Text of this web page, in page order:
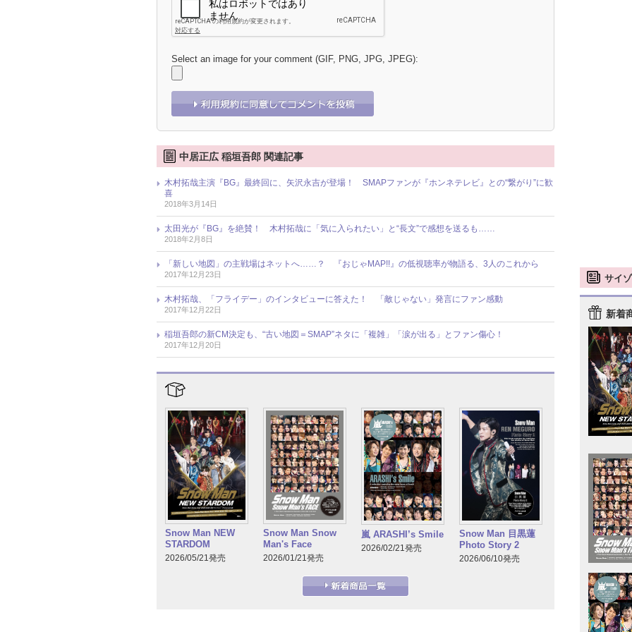
Select an image for your comment (GIF, PNG, JPG, JPEG):
中居正広 稲垣吾郎 関連記事
木村拓哉主演『BG』最終回に、矢沢永吉が登場！ SMAPファンが『ホンネテレビ』との“繋がり”に歓
喜
2018年3月14日
太田光が『BG』を絶賛！ 木村拓哉に「気に入られたい」と“長文”で感想を送るも……
2018年2月8日
「新しい地図」の主戦場はネットへ……？ 『おじゃMAP!!』の低視聴率が物語る、3人のこれから
2017年12月23日
木村拓哉、「フライデー」のインタビューに答えた！ 「敵じゃない」発言にファン感動
2017年12月22日
稲垣吾郎の新CM決定も、“古い地図＝SMAP”ネタに「複雑」「涙が出る」とファン傷心！
2017年12月20日
Snow Man NEW
STARDOM
2026/05/21発売
Snow Man Snow
Man's Face
2026/01/21発売
嵐 ARASHI’s Smile
2026/02/21発売
Snow Man 目黒蓮
Photo Story 2
2026/06/10発売
サイ
新着